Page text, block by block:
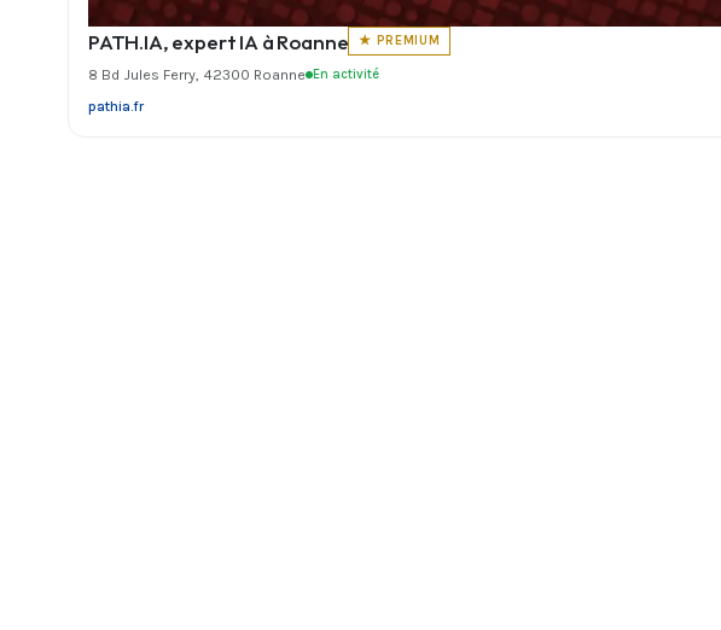
PATH.IA, expert IA à Roanne ★ PREMIUM
8 Bd Jules Ferry, 42300 Roanne En activité
pathia.fr